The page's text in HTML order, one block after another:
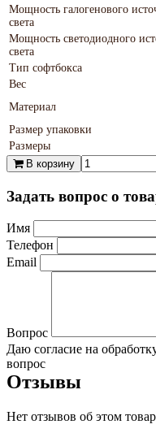
Мощность галогенового
света
Мощность светодиодного
света
Тип софтбокса
Вес
Материал
Размер упаковки
Размеры
В корзину
Задать вопрос о
Имя
Телефон
Email
Вопрос
Даю согласие на
вопрос
Отзывы
Нет отзывов об этом